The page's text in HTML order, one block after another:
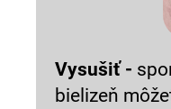
Vysušiť -
bielizeň